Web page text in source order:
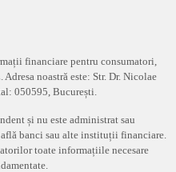
financiare pentru consumatori,
noastră este: Str. Dr. Nicolae
050595, București.
și nu este administrat sau
banci sau alte instituții financiare.
toate informațiile necesare